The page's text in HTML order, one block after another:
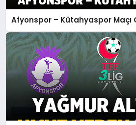
Afyonspor – Kütahyaspor Maçı